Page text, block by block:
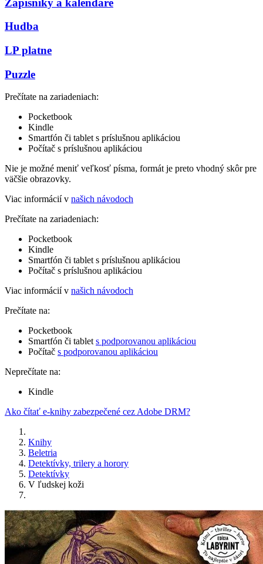
Hudba
LP platne
Puzzle
Prečítate na zariadeniach:
Pocketbook
Kindle
Smartfón či tablet s príslušnou aplikáciou
Počítač s príslušnou aplikáciou
Nie je možné meniť veľkosť písma, formát je preto vhodný skôr pre
väčšie obrazovky.
Viac informácií v našich návodoch
Prečítate na zariadeniach:
Pocketbook
Kindle
Smartfón či tablet s príslušnou aplikáciou
Počítač s príslušnou aplikáciou
Viac informácií v našich návodoch
Prečítate na:
Pocketbook
Smartfón či tablet s podporovanou aplikáciou
Počítač s podporovanou aplikáciou
Neprečítate na:
Kindle
Ako čítať e-knihy zabezpečené cez Adobe DRM?
Knihy
Beletria
Detektívky, trilery a horory
Detektívky
V ľudskej koži